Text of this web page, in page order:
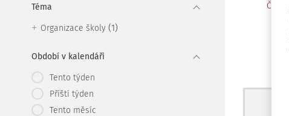
Téma
Organizace školy (1)
Období v kalendáři
Tento týden
Příští týden
Tento měsíc
Čt